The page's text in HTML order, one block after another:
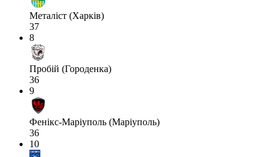
Металіст (Харків)
37
8
Пробій (Городенка)
36
9
Фенікс-Маріуполь (Маріуполь)
36
10